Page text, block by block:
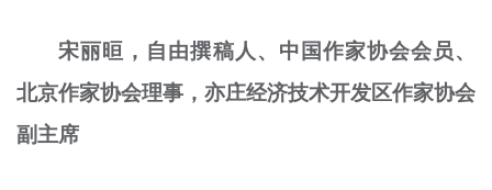
宋丽晅，自由撰稿人、中国作家协会会员、
北京作家协会理事，亦庄经济技术开发区作家协会
副主席